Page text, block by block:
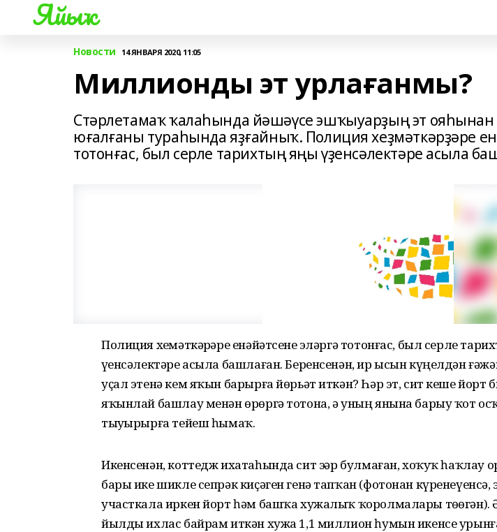
Яйыҡ
Новости 14 ЯНВАРЯ 2020, 11:05
Миллионды эт урлағанмы?
Стәрлетамаҡ ҡалаһында йәшәүсе эшҡыуарҙың эт
юғалғаны тураһында яҙғайныҡ. Полиция хеҙмәткәрҙәре
тотонғас, был серле тарихтың яңы үҙенсәлектәре асыла
Полиция хеҙмәткәрҙәре енәйәтсене эҙләргә тотонғас, был серле
үҙенсәлектәре асыла башлаған. Беренсенән, ир ысын күңелдән
уҫал этенә кем яҡын барырға йөрьәт иткән? Һәр эт, сит кеше йорт
яҡынлай башлау менән өрөргә тотона, ә уның янына барыу ҡот
тыуҙырырға тейеш һымаҡ.
Икенсенән, коттедж ихатаһында сит эҙҙәр булмаған, хоҡуҡ һаҡлау
бары ике шикле сепрәк киҫәген генә тапҡан (фотонан күренеүенсә,
участкала иркен йорт һәм башҡа хужалыҡ ҡоролмалары
йылды ихлас байрам иткән хужа 1,1 миллион һумын икенсе